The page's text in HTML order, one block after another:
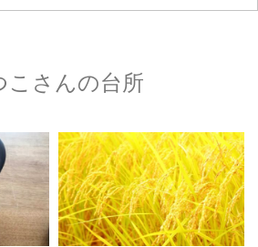
こさんの台所